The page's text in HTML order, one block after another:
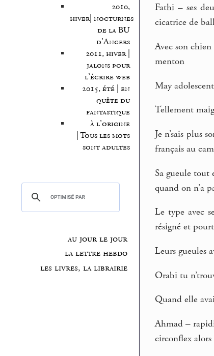
2010,
hiver| nocturnes
de la BU
d’Angers
2011, hiver |
jalons pour
l’écrire web
2015, été | en
quête du
fantastique
à l’origine
| Tous les mots
sont adultes
au jour le jour
la lettre hebdo
les livres, la librairie
Fathi – ses
cicatrice de
Avec son chien
menton
May
Tellement
Je n’sais plus
français au
Sa gueule tout
quand on n’a
Le type avec
résigné et
Leurs gueules
Orabi tu
Quand elle
Ahmad –
circonflex alors